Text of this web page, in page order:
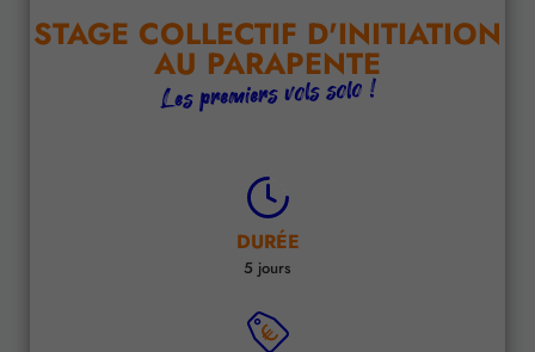
STAGE COLLECTIF D'INITIATION
AU PARAPENTE
Les premiers vols solo !
DURÉE
5 jours